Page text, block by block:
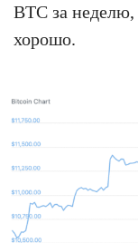
BTC за неделю,
хорошо.